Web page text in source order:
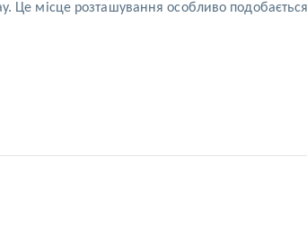
Це місце розташування особливо